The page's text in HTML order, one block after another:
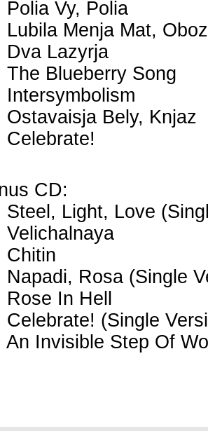
Polia Vy, Polia
Lubila Menja Mat,
Dva Lazyrja
The Blueberry Song
Intersymbolism
Ostavaisja Bely, Knjaz
Celebrate!
CD:
Steel, Light, Love
Velichalnaya
Chitin
Napadi, Rosa (Single
Rose In Hell
Celebrate! (Single
An Invisible Step Of